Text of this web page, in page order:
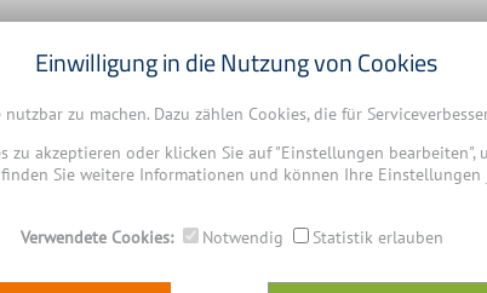
Einwilligung in die Nutzung von Cookies
zu machen. Dazu zählen Cookies, die für
zu akzeptieren oder klicken Sie auf "Einstellungen
finden Sie weitere Informationen und können Ihre Einstellungen
Verwendete Cookies: Notwendig Statistik erlauben